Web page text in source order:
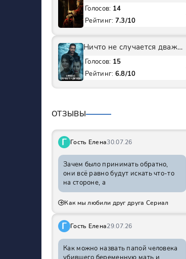
Голосов: 14
Рейтинг: 7.3/10
Ничто не случается дважды 1 Сезон Сериал
Голосов: 15
Рейтинг: 6.8/10
ОТЗЫВЫ
Г Гость Елена30.07.26
Зачем было принимать обратно,
они всё равно будут искать что-то
на стороне, а
Как мы любили друг друга Сериал
Г Гость Елена29.07.26
Как можно назвать папой человека